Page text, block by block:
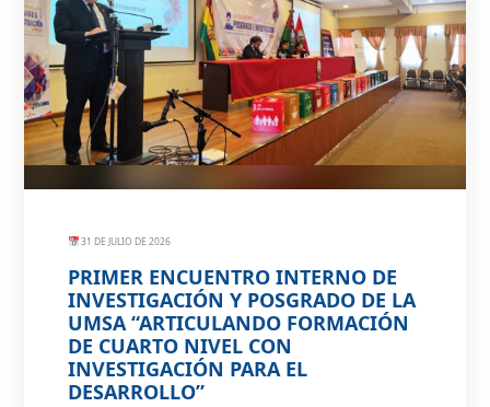
31 DE JULIO DE 2026
PRIMER ENCUENTRO INTERNO DE
INVESTIGACIÓN Y POSGRADO DE LA
UMSA “ARTICULANDO FORMACIÓN
DE CUARTO NIVEL CON
INVESTIGACIÓN PARA EL
DESARROLLO”